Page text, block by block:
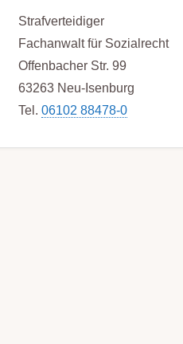
Strafverteidiger
Fachanwalt für Sozialrecht
Offenbacher Str. 99
63263 Neu-Isenburg
Tel. 06102 88478-0